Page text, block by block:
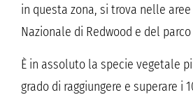
in questa zona, si trova nelle
Nazionale di Redwood e del
È in assoluto la specie vegetale
grado di raggiungere e superare i